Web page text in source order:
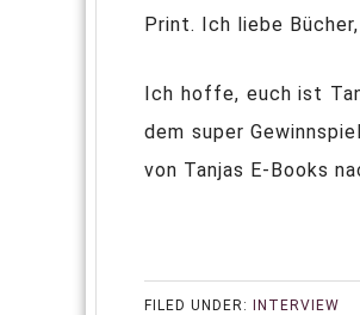
Print. Ich liebe
Ich hoffe, euch ist
dem super
von Tanjas E-Books
FILED UNDER: INTERVIEW